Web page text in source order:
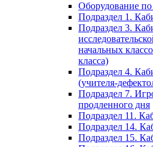
Оборудование
Подраздел 1.
Подраздел 3.
начальных
класса)
Подраздел 4.
(учителя-
Подраздел 7.
продленного дня
Подраздел 11.
Подраздел 14.
Подраздел 15.